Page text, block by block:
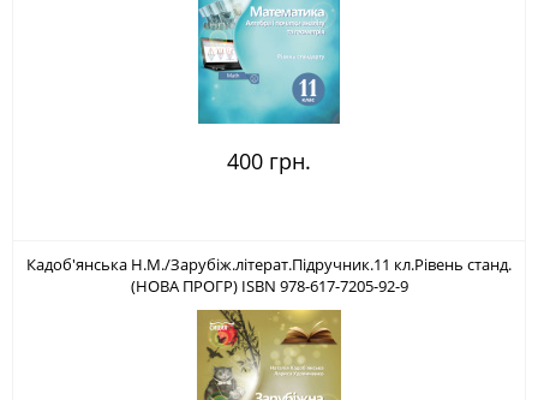
400 грн.
Кадоб'янська Н.М./Зарубіж.літерат.Підручник.11 кл.Рівень станд.
(НОВА ПРОГР) ISBN 978-617-7205-92-9